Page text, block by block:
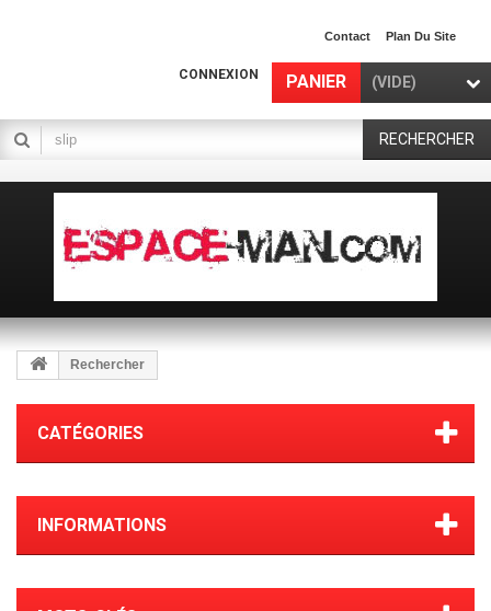
Contact Plan Du Site
PANIER (VIDE)
CONNEXION
RECHERCHER
Rechercher
CATÉGORIES
INFORMATIONS